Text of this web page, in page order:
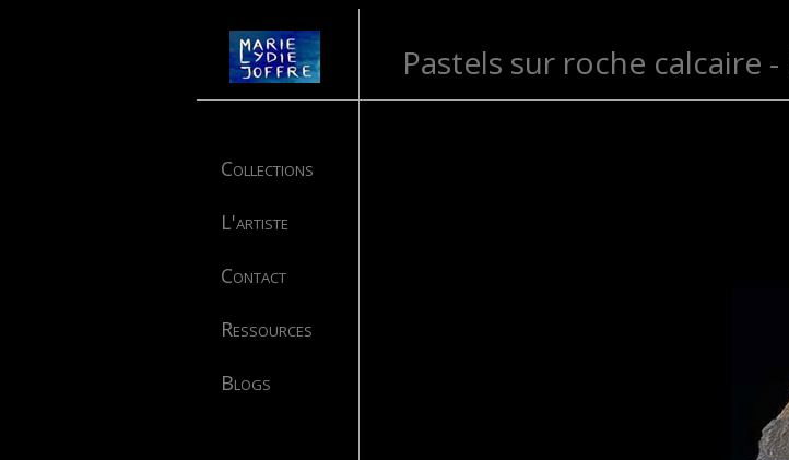
Pastels sur roche calcaire -
Collections
L'artiste
Contact
Ressources
Blogs